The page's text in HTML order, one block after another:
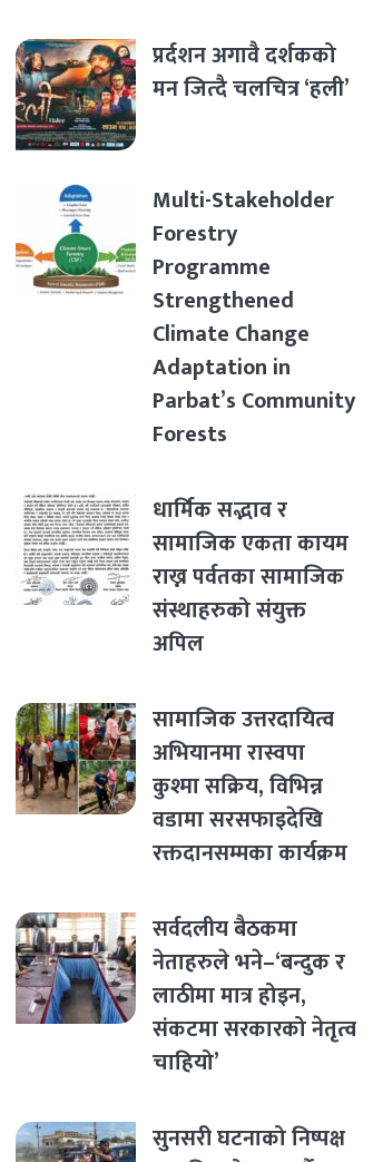
प्रर्दशन अगावै दर्शकको
मन जित्दै चलचित्र ‘हली’
Multi-Stakeholder
Forestry
Programme
Strengthened
Climate Change
Adaptation in
Parbat’s Community
Forests
धार्मिक सद्भाव र
सामाजिक एकता कायम
राख्न पर्वतका सामाजिक
संस्थाहरुको संयुक्त
अपिल
सामाजिक उत्तरदायित्व
अभियानमा रास्वपा
कुश्मा सक्रिय, विभिन्न
वडामा सरसफाइदेखि
रक्तदानसम्मका कार्यक्रम
सर्वदलीय बैठकमा
नेताहरुले भने–‘बन्दुक र
लाठीमा मात्र होइन,
संकटमा सरकारको नेतृत्व
चाहियो’
सुनसरी घटनाको निष्पक्ष